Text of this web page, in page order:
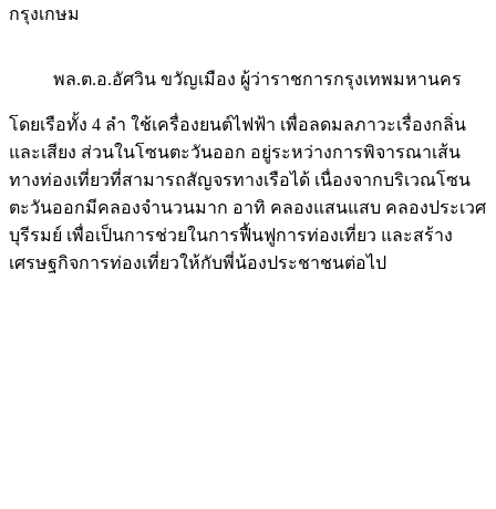
กรุงเกษม
พล.ต.อ.อัศวิน ขวัญเมือง ผู้ว่าราชการกรุงเทพมหานคร
โดยเรือทั้ง 4 ลำ ใช้เครื่องยนต์ไฟฟ้า เพื่อลดมลภาวะเรื่องกลิ่น
และเสียง ส่วนในโซนตะวันออก อยู่ระหว่างการพิจารณาเส้น
ทางท่องเที่ยวที่สามารถสัญจรทางเรือได้ เนื่องจากบริเวณโซน
ตะวันออกมีคลองจำนวนมาก อาทิ คลองแสนแสบ คลองประเวศ
บุรีรมย์ เพื่อเป็นการช่วยในการฟื้นฟูการท่องเที่ยว และสร้าง
เศรษฐกิจการท่องเที่ยวให้กับพี่น้องประชาชนต่อไป